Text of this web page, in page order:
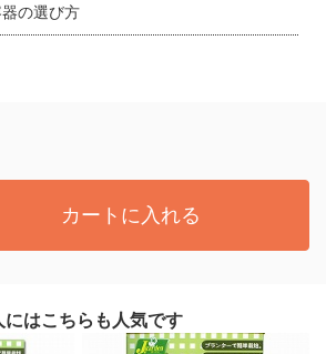
の選び方
カートに入れる
はこちらも人気です